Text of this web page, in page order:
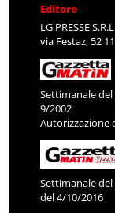
Editore
LG PRESSE
via Festaz, 52
Settimanale
9/2002
Autorizzazione
Settimanale
del 4/10/2016